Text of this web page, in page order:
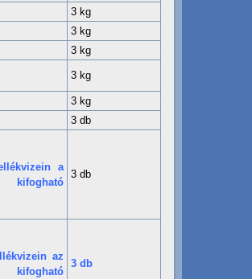
3 kg
3 kg
3 kg
3 kg
3 kg
3 db
a
kifogható
3 db
az
kifogható
3 db